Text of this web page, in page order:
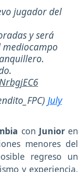
jugador del
y será
mediocampo
July
con Junioren
menores del
regreso un
y experiencia.